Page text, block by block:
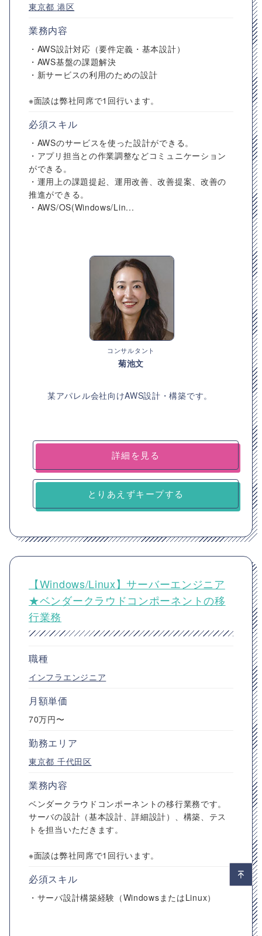
東京都 港区
業務内容
・AWS設計対応（要件定義・基本設計）
・AWS基盤の課題解決
・新サービスの利用のための設計
※面談は弊社同席で1回行います。
必須スキル
・AWSのサービスを使った設計ができる。
・アプリ担当との作業調整などコミュニケーション
ができる。
・運用上の課題提起、運用改善、改善提案、改善の
推進ができる。
・AWS/OS(Windows/Lin...
コンサルタント
菊池文
某アパレル会社向けAWS設計・構築です。
詳細を見る
とりあえずキープする
【Windows/Linux】サーバーエンジニア
★ベンダークラウドコンポーネントの移
行業務
職種
インフラエンジニア
月額単価
70万円〜
勤務エリア
東京都 千代田区
業務内容
ベンダークラウドコンポーネントの移行業務です。
サーバの設計（基本設計、詳細設計）、構築、テス
トを担当いただきます。
※面談は弊社同席で1回行います。
必須スキル
・サーバ設計構築経験（WindowsまたはLinux）